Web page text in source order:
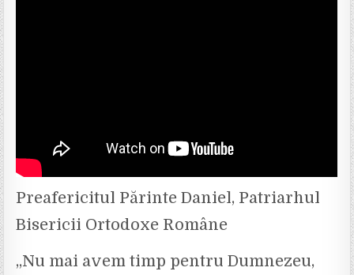
Preafericitul Părinte Daniel, Patriarhul
Bisericii Ortodoxe Române
„Nu mai avem timp pentru Dumnezeu,